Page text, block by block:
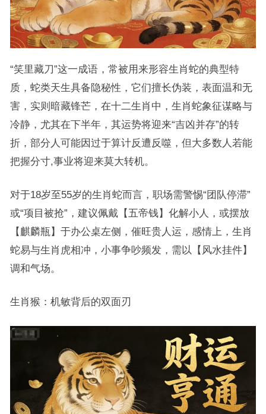
“笑里藏刀”这一成语，常被用来形容生肖蛇的典型特
质，蛇类天生具备隐秘性，它们擅长伪装，表面温和无
害，实则暗藏锋芒，在十二生肖中，生肖蛇象征谋略与
冷静，尤其在下半年，其运势将迎来“吉凶并存”的转
折，部分人可能因过于算计反遭反噬，但大多数人若能
把握分寸,事业将迎来莫大转机。
对于18岁至55岁的生肖蛇而言，职场需警惕“团队停滞”
或“项目被抢”，建议佩戴【五帝钱】化解小人，或摆放
【麒麟瓶】于办公桌左侧，催旺贵人运，感情上，生肖
蛇易与生肖虎相冲，小事争吵频发，需以【风水挂件】
调和气场。
生肖猴：机敏背后的双面刃